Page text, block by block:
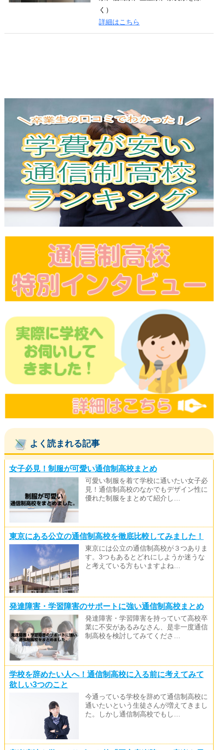
よく読まれる記事
女子必見！制服が可愛い通信制高校まとめ
可愛い制服を着て学校に通いたい女子必
見！通信制高校のなかでもデザイン性に
優れた制服をまとめて紹介し…
東京にある公立の通信制高校を徹底比較してみました！
東京には公立の通信制高校が３つありま
す。3つもあるとどれにしようか迷うな
と考えている方もいますよね…
発達障害・学習障害のサポートに強い通信制高校まとめ
発達障害・学習障害を持っていて高校卒
業に不安があるみなさん、是非一度通信
制高校を検討してみてくださ…
学校を辞めたい人へ！通信制高校に入る前に考えてみて
欲しい3つのこと
今通っている学校を辞めて通信制高校に
通いたいという生徒さんが増えてきまし
た。しかし通信制高校でもし…